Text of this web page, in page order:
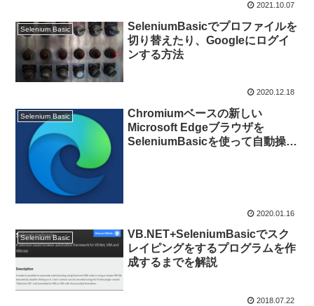
2021.10.07
Selenium Basic
SeleniumBasicでプロファイルを
切り替えたり、Googleにログイ
ンする方法
2020.12.18
Selenium Basic
Chromiumベースの新しい
Microsoft Edgeブラウザを
SeleniumBasicを使って自動操作
2020.01.16
Selenium Basic
VB.NET+SeleniumBasicでスク
レイピングをするプログラムを作
成するまでを解説
2018.07.22